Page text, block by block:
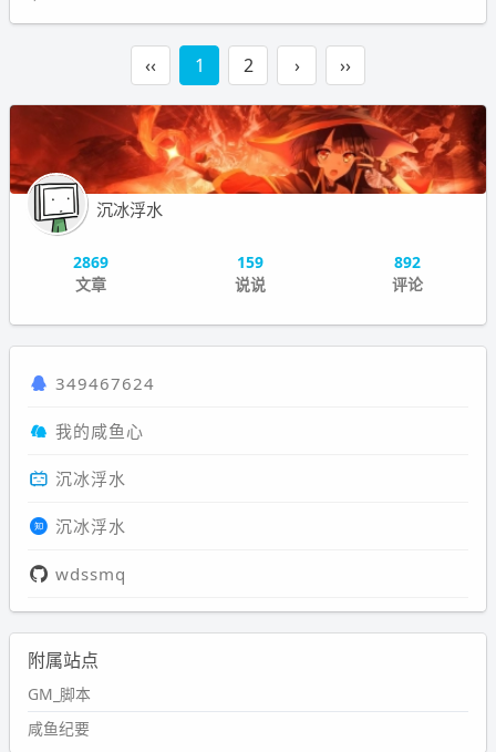
‹‹ 1 2 › ››
沉冰浮水
2869
文章
159
说说
892
评论
349467624
我的咸鱼心
沉冰浮水
沉冰浮水
wdssmq
附属站点
GM_脚本
咸鱼纪要